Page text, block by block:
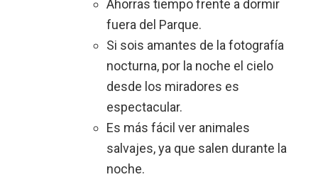
Ahorras tiempo frente a dormir
fuera del Parque.
Si sois amantes de la fotografía
nocturna, por la noche el cielo
desde los miradores es
espectacular.
Es más fácil ver animales
salvajes, ya que salen durante la
noche.